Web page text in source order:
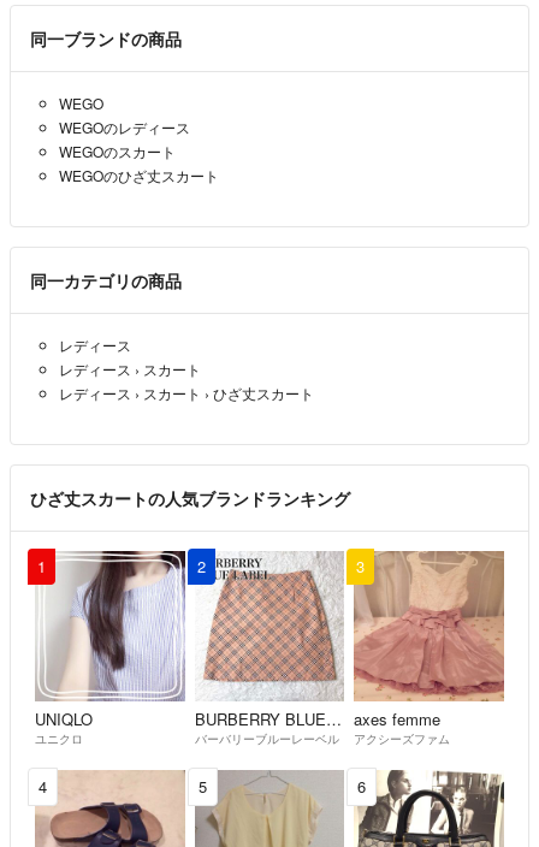
同一ブランドの商品
WEGO
WEGOのレディース
WEGOのスカート
WEGOのひざ丈スカート
同一カテゴリの商品
レディース
レディース › スカート
レディース › スカート › ひざ丈スカート
ひざ丈スカートの人気ブランドランキング
1
UNIQLO
ユニクロ
2
BURBERRY BLUE LABEL
バーバリーブルーレーベル
3
axes femme
アクシーズファム
4 5 6